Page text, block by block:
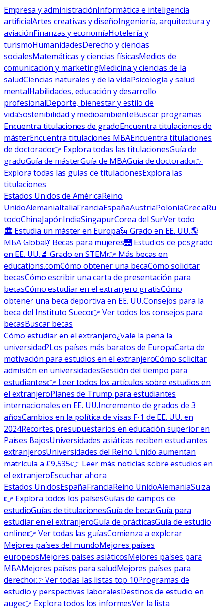
Empresa y administraciónInformática e inteligencia
artificialArtes creativas y diseñoIngeniería, arquitectura y
aviaciónFinanzas y economíaHotelería y
turismoHumanidadesDerecho y ciencias
socialesMatemáticas y ciencias físicasMedios de
comunicación y marketingMedicina y ciencias de la
saludCiencias naturales y de la vidaPsicología y salud
mentalHabilidades, educación y desarrollo
profesionalDeporte, bienestar y estilo de
vidaSostenibilidad y medioambienteBuscar programas
Encuentra titulaciones de gradoEncuentra titulaciones de
másterEncuentra titulaciones MBAEncuentra titulaciones
de doctorado👉 Explora todas las titulacionesGuía de
gradoGuía de másterGuía de MBAGuía de doctorado👉
Explora todas las guías de titulacionesExplora las
titulaciones
Estados Unidos de AméricaReino
UnidoAlemaniaItaliaFranciaEspañaAustriaPoloniaGrecia
todoChinaJapónIndiaSingapurCorea del SurVer todo
🏛 Estudia un máster en Europa🗽 Grado en EE. UU.🌎
MBA Global💃 Becas para mujeres🌉 Estudios de posgrado
en EE. UU.🔬 Grado en STEM👉 Más becas en
educations.comCómo obtener una becaCómo solicitar
becasCómo escribir una carta de presentación para
becasCómo estudiar en el extranjero gratisCómo
obtener una beca deportiva en EE. UU.Consejos para la
beca del Instituto Sueco👉 Ver todos los consejos para
becasBuscar becas
Cómo estudiar en el extranjero¿Vale la pena la
universidad?Los países más baratos de EuropaCarta de
motivación para estudios en el extranjeroCómo solicitar
admisión en universidadesGestión del tiempo para
estudiantes👉 Leer todos los artículos sobre estudios en
el extranjeroPlanes de Trump para estudiantes
internacionales en EE. UU.Incremento de grados de 3
añosCambios en la política de visas F-1 de EE. UU. en
2024Recortes presupuestarios en educación superior en
Países BajosUniversidades asiáticas reciben estudiantes
extranjerosUniversidades del Reino Unido aumentan
matrícula a £9,535👉 Leer más noticias sobre estudios en
el extranjeroEscuchar ahora
Estados UnidosEspañaFranciaReino UnidoAlemaniaSuiza
👉 Explora todos los paísesGuías de campos de
estudioGuías de titulacionesGuía de becasGuía para
estudiar en el extranjeroGuía de prácticasGuía de estudio
online👉 Ver todas las guíasComienza a explorar
Mejores países del mundoMejores países
europeosMejores países asiáticosMejores países para
MBAMejores países para saludMejores países para
derecho👉 Ver todas las listas top 10Programas de
estudio y perspectivas laboralesDestinos de estudio en
auge👉 Explora todos los informesVer la lista